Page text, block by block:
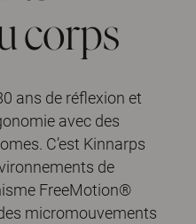
corps
ans de réflexion et
avec des
C’est Kinnarps
de
FreeMotion®
micromouvements